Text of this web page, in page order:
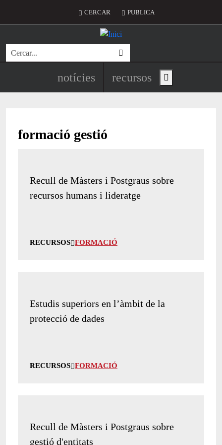
Menú del compte d'usuari
CERCAR PUBLICA
Cerca
Navegació principal de
notícies recursos Show main menu
formació gestió
Recull de Màsters i Postgraus sobre
recursos humans i lideratge
RECURSOS FORMACIÓ
Estudis superiors en l’àmbit de la
protecció de dades
RECURSOS FORMACIÓ
Recull de Màsters i Postgraus sobre
gestió d'entitats